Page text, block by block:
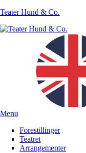
Teater Hund & Co.
Menu
Forestillinger
Teatret
Arrangementer